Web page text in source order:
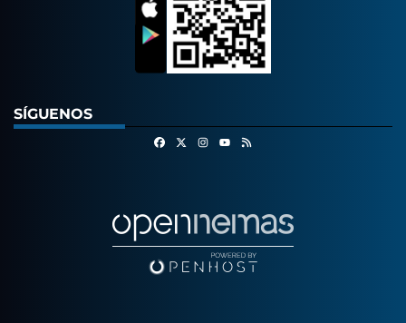
SÍGUENOS
FacebookInstagram